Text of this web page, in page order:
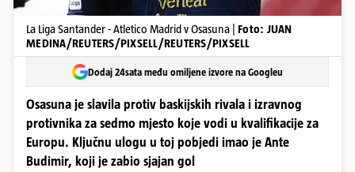
La Liga Santander - Atletico Madrid v Osasuna | Foto: JUAN
MEDINA/REUTERS/PIXSELL/REUTERS/PIXSELL
Dodaj 24sata među omiljene izvore na Googleu
Osasuna je slavila protiv baskijskih rivala i izravnog
protivnika za sedmo mjesto koje vodi u kvalifikacije za
Europu. Ključnu ulogu u toj pobjedi imao je Ante
Budimir, koji je zabio sjajan gol